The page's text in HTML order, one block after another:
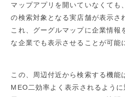
マップアプリを開いていなくて
の検索対象となる実店舗が表示さ
これ、グーグルマップに企業情報
な企業でも表示させることが可能
この、周辺付近から検索する機能
MEO二効率よく表示されるよう